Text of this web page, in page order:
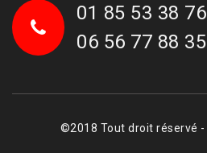
01 85 53 38 76
06 56 77 88 35
©2018 Tout droit réservé -